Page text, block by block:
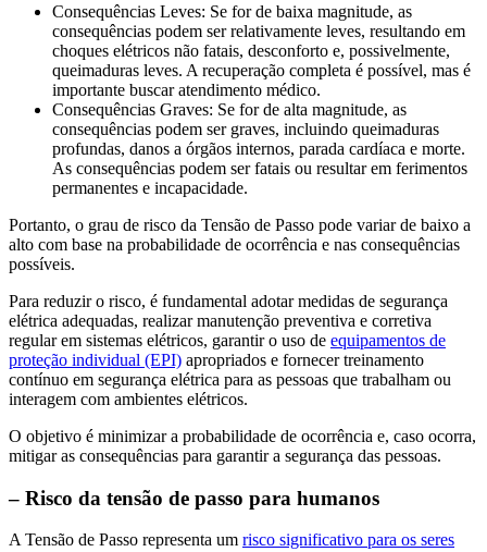
Consequências Leves: Se for de baixa magnitude, as
consequências podem ser relativamente leves, resultando em
choques elétricos não fatais, desconforto e, possivelmente,
queimaduras leves. A recuperação completa é possível, mas é
importante buscar atendimento médico.
Consequências Graves: Se for de alta magnitude, as
consequências podem ser graves, incluindo queimaduras
profundas, danos a órgãos internos, parada cardíaca e morte.
As consequências podem ser fatais ou resultar em ferimentos
permanentes e incapacidade.
Portanto, o grau de risco da Tensão de Passo pode variar de baixo a
alto com base na probabilidade de ocorrência e nas consequências
possíveis.
Para reduzir o risco, é fundamental adotar medidas de segurança
elétrica adequadas, realizar manutenção preventiva e corretiva
regular em sistemas elétricos, garantir o uso de equipamentos de
proteção individual (EPI) apropriados e fornecer treinamento
contínuo em segurança elétrica para as pessoas que trabalham ou
interagem com ambientes elétricos.
O objetivo é minimizar a probabilidade de ocorrência e, caso ocorra,
mitigar as consequências para garantir a segurança das pessoas.
– Risco da tensão de passo para humanos
A Tensão de Passo representa um risco significativo para os seres